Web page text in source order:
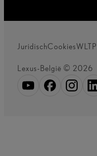
JuridischCookiesWLTP
Lexus-België © 2026